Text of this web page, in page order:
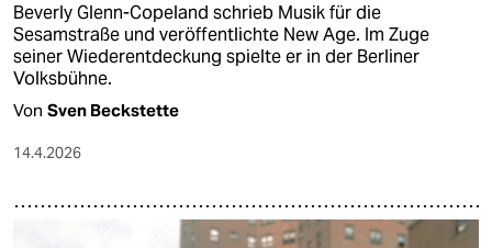
Beverly Glenn-Copeland schrieb Musik für die
Sesamstraße und veröffentlichte New Age. Im Zuge
seiner Wiederentdeckung spielte er in der Berliner
Volksbühne.
Von Sven Beckstette
14.4.2026